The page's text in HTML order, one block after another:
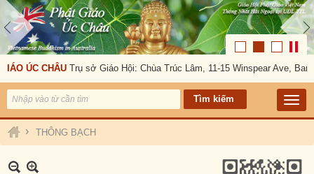
ÚC CHÂU Trụ sở Giáo Hội: Chùa Trúc Lâm, 11-15 Winspear Ave,
› THÔNG BẠCH